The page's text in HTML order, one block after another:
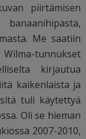
piirtämisen
Me saatiin
tunnukset
kirjautua
kaikenlaista ja
tuli käytettyä
Oli se hieman
2007-2010,